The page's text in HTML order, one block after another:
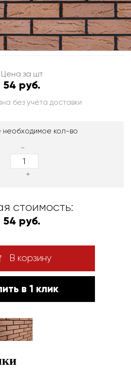
Цена за шт
54 руб.
без учёта доставки
необходимое кол-во
-
+
стоимость:
54 руб.
В корзину
в 1 клик